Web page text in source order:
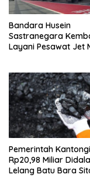
Bandara Husein
Sastranegara
Layani Pesawat Jet
Pemerintah Kantongi
Rp20,98 Miliar
Lelang Batu Bara